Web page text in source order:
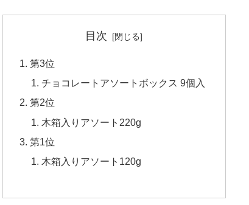
目次
第3位
チョコレートアソートボックス 9個入
第2位
木箱入りアソート220g
第1位
木箱入りアソート120g